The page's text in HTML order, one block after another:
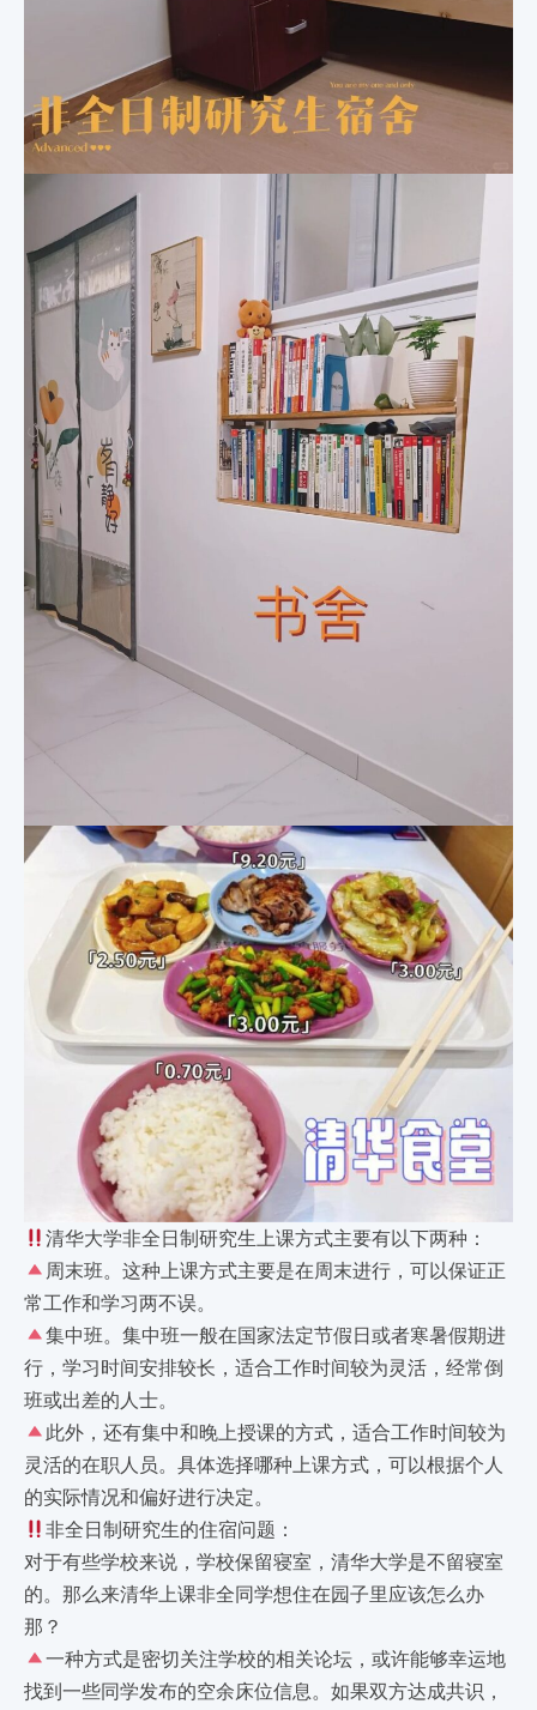
清华大学非全日制研究生上课方式主要有以下两种：
周末班。这种上课方式主要是在周末进行，可以保证正
常工作和学习两不误。
集中班。集中班一般在国家法定节假日或者寒暑假期进
行，学习时间安排较长，适合工作时间较为灵活，经常倒
班或出差的人士。
此外，还有集中和晚上授课的方式，适合工作时间较为
灵活的在职人员。具体选择哪种上课方式，可以根据个人
的实际情况和偏好进行决定。
非全日制研究生的住宿问题：
对于有些学校来说，学校保留寝室，清华大学是不留寝室
的。那么来清华上课非全同学想住在园子里应该怎么办
那？
一种方式是密切关注学校的相关论坛，或许能够幸运地
找到一些同学发布的空余床位信息。如果双方达成共识，